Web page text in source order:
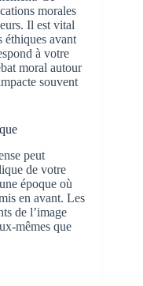
morales
Il est vital
éthiques avant
à votre
moral autour
souvent
peut
de votre
époque où
en avant. Les
de l’image
mêmes que